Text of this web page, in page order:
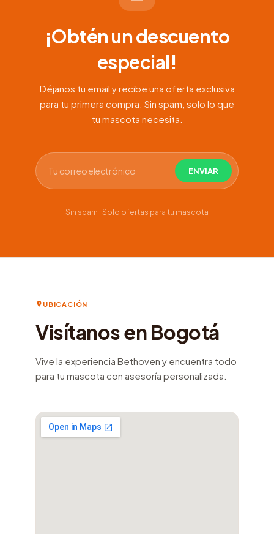
¡Obtén un descuento
especial!
Déjanos tu email y recibe una oferta exclusiva
para tu primera compra. Sin spam, solo lo que
tu mascota necesita.
Sin spam · Solo ofertas para tu mascota
UBICACIÓN
Visítanos en Bogotá
Vive la experiencia Bethoven y encuentra todo
para tu mascota con asesoría personalizada.